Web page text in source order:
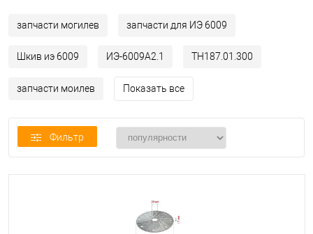
запчасти могилев запчасти для ИЭ 6009
Шкив иэ 6009 ИЭ-6009А2.1 ТН187.01.300
запчасти моилев Показать все
Фильтр